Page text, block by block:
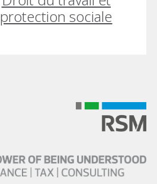
protection sociale